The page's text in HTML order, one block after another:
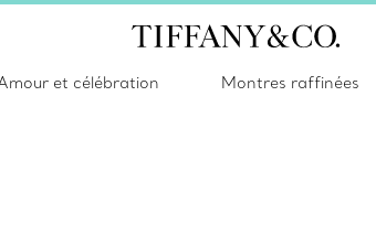
et célébration Montres raffinées